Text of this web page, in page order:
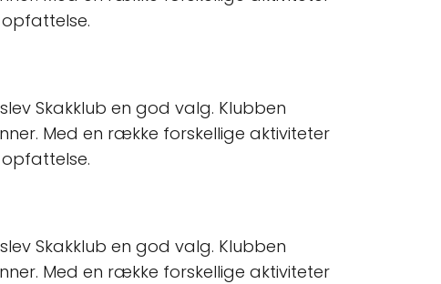
Skakklub en god valg. Klubben
Med en række forskellige aktiviteter
Skakklub en god valg. Klubben
Med en række forskellige aktiviteter